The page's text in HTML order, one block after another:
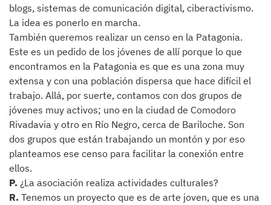
blogs, sistemas de comunicación digital, ciberactivismo.
La idea es ponerlo en marcha.
También queremos realizar un censo en la Patagonia.
Este es un pedido de los jóvenes de allí porque lo que
encontramos en la Patagonia es que es una zona muy
extensa y con una población dispersa que hace difícil el
trabajo. Allá, por suerte, contamos con dos grupos de
jóvenes muy activos; uno en la ciudad de Comodoro
Rivadavia y otro en Río Negro, cerca de Bariloche. Son
dos grupos que están trabajando un montón y por eso
planteamos ese censo para facilitar la conexión entre
ellos.
P. ¿La asociación realiza actividades culturales?
R. Tenemos un proyecto que es de arte joven, que es una